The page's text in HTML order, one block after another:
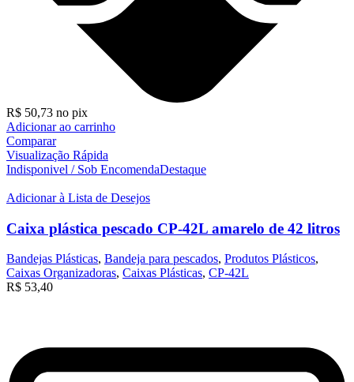
R$ 50,73 no pix
Adicionar ao carrinho
Comparar
Visualização Rápida
Indisponivel / Sob EncomendaDestaque
Adicionar à Lista de Desejos
Caixa plástica pescado CP-42L amarelo de 42 litros
Bandejas Plásticas, Bandeja para pescados, Produtos Plásticos,
Caixas Organizadoras, Caixas Plásticas, CP-42L
R$ 53,40